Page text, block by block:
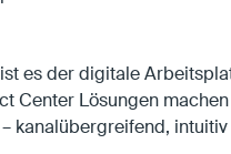
es der digitale
Center Lösungen
kanalübergreifend,